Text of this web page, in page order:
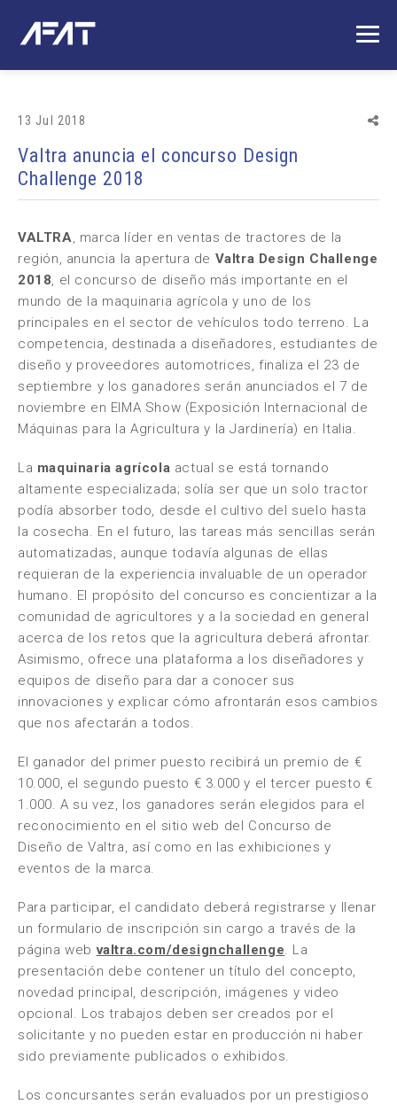
13 Jul 2018
Valtra anuncia el concurso Design
Challenge 2018
VALTRA, marca líder en ventas de tractores de la
región, anuncia la apertura de Valtra Design Challenge
2018, el concurso de diseño más importante en el
mundo de la maquinaria agrícola y uno de los
principales en el sector de vehículos todo terreno. La
competencia, destinada a diseñadores, estudiantes de
diseño y proveedores automotrices, finaliza el 23 de
septiembre y los ganadores serán anunciados el 7 de
noviembre en EIMA Show (Exposición Internacional de
Máquinas para la Agricultura y la Jardinería) en Italia.
La maquinaria agrícola actual se está tornando
altamente especializada; solía ser que un solo tractor
podía absorber todo, desde el cultivo del suelo hasta
la cosecha. En el futuro, las tareas más sencillas serán
automatizadas, aunque todavía algunas de ellas
requieran de la experiencia invaluable de un operador
humano. El propósito del concurso es concientizar a la
comunidad de agricultores y a la sociedad en general
acerca de los retos que la agricultura deberá afrontar.
Asimismo, ofrece una plataforma a los diseñadores y
equipos de diseño para dar a conocer sus
innovaciones y explicar cómo afrontarán esos cambios
que nos afectarán a todos.
El ganador del primer puesto recibirá un premio de €
10.000, el segundo puesto € 3.000 y el tercer puesto €
1.000. A su vez, los ganadores serán elegidos para el
reconocimiento en el sitio web del Concurso de
Diseño de Valtra, así como en las exhibiciones y
eventos de la marca.
Para participar, el candidato deberá registrarse y llenar
un formulario de inscripción sin cargo a través de la
página webvaltra.com/designchallenge. La
presentación debe contener un título del concepto,
novedad principal, descripción, imágenes y video
opcional. Los trabajos deben ser creados por el
solicitante y no pueden estar en producción ni haber
sido previamente publicados o exhibidos.
Los concursantes serán evaluados por un prestigioso